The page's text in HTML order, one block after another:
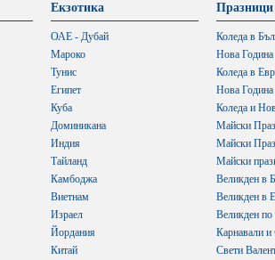
Екзотика
ОАЕ - Дубай
Мароко
Тунис
Египет
Куба
Доминикана
Индия
Тайланд
Камбоджа
Виетнам
Израел
Йордания
Китай
Празници
Коледа в
Нова
Коледа в
Нова
Коледа и
Майски
Майски
Майски
Великден в
Великден в
Великден по
Карнавали и
Свети